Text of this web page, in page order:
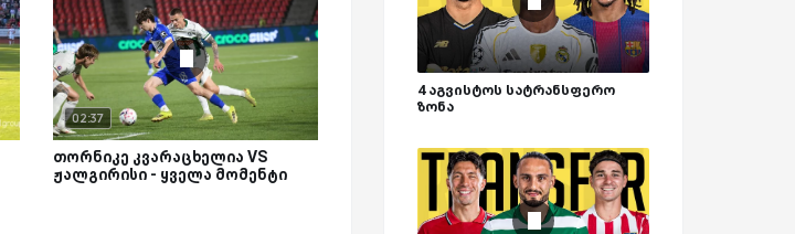
02:37
თორნიკე კვარაცხელია VS
ჟალგირისი - ყველა მომენტი
4 აგვისტოს სატრანსფერო
ზონა